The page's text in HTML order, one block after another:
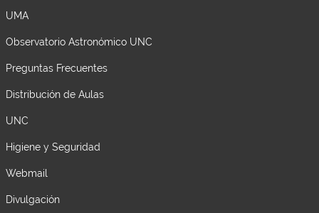
UMA
Observatorio Astronómico UNC
Preguntas Frecuentes
Distribución de Aulas
UNC
Higiene y Seguridad
Webmail
Divulgación